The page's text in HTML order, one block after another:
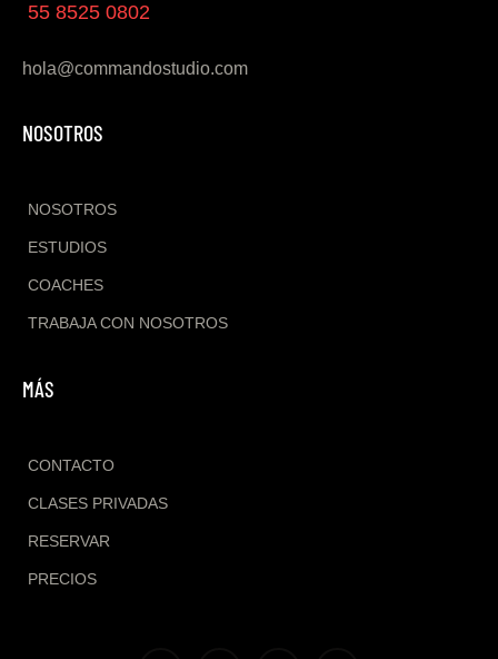
55 8525 0802
hola@commandostudio.com
NOSOTROS
NOSOTROS
ESTUDIOS
COACHES
TRABAJA CON NOSOTROS
MÁS
CONTACTO
CLASES PRIVADAS
RESERVAR
PRECIOS